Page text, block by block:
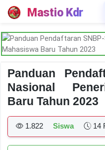
Mastio Kdr
Panduan
Nasional
Baru Tahun 2023
1.822 Siswa 14